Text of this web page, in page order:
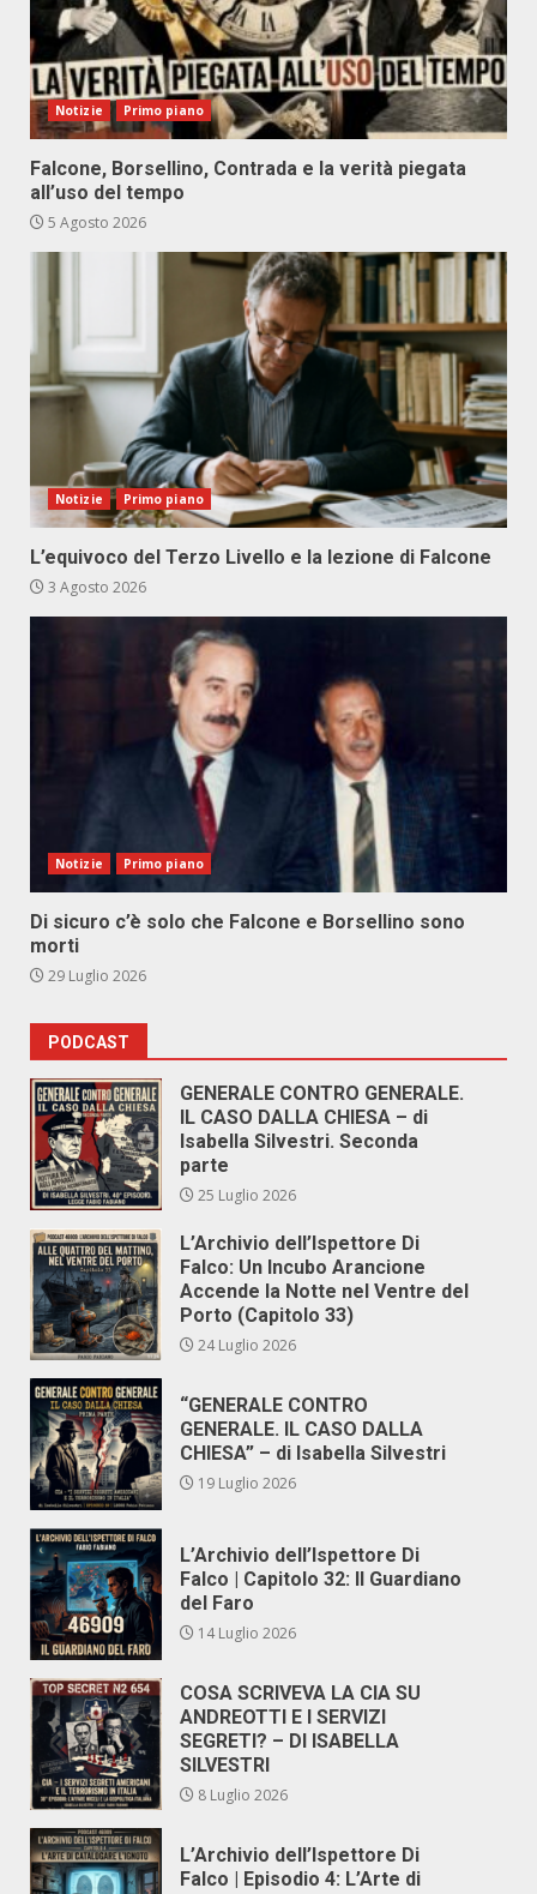
Notizie Primo piano
Falcone, Borsellino, Contrada e la verità piegata
all’uso del tempo
5 Agosto 2026
Notizie Primo piano
L’equivoco del Terzo Livello e la lezione di Falcone
3 Agosto 2026
Notizie Primo piano
Di sicuro c’è solo che Falcone e Borsellino sono
morti
29 Luglio 2026
PODCAST
GENERALE CONTRO GENERALE.
IL CASO DALLA CHIESA – di
Isabella Silvestri. Seconda
parte
25 Luglio 2026
L’Archivio dell’Ispettore Di
Falco: Un Incubo Arancione
Accende la Notte nel Ventre del
Porto (Capitolo 33)
24 Luglio 2026
“GENERALE CONTRO
GENERALE. IL CASO DALLA
CHIESA” – di Isabella Silvestri
19 Luglio 2026
L’Archivio dell’Ispettore Di
Falco | Capitolo 32: Il Guardiano
del Faro
14 Luglio 2026
COSA SCRIVEVA LA CIA SU
ANDREOTTI E I SERVIZI
SEGRETI? – DI ISABELLA
SILVESTRI
8 Luglio 2026
L’Archivio dell’Ispettore Di
Falco | Episodio 4: L’Arte di